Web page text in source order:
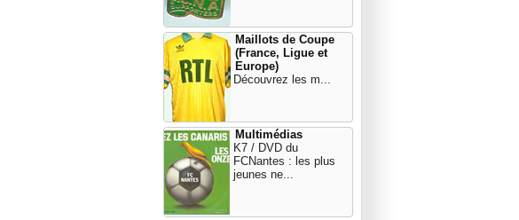
Maillots de Coupe
(France, Ligue et
Europe)
Découvrez les m...
Multimédias
K7 / DVD du
FCNantes : les plus
jeunes ne...